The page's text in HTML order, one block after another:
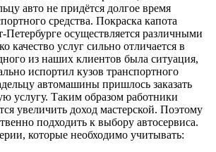
авто не придётся долгое время
средства. Покраска капота
Петербурге осуществляется различными
качество услуг сильно отличается в
из наших клиентов была ситуация,
испортил кузов транспортного
автомашины пришлось заказать
услугу. Таким образом работники
увеличить доход мастерской. Поэтому
подходить к выбору автосервиса.
которые необходимо учитывать: